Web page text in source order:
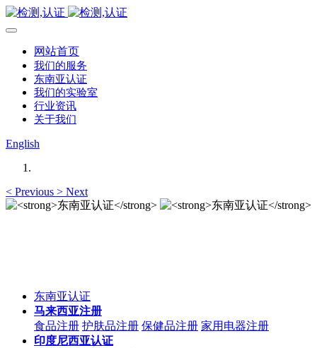
网站首页
我们的服务
东南亚认证
我们的实验室
行业资讯
关于我们
English
< Previous > Next
东南亚认证
马来西亚注册
食品注册 护肤品注册 保健品注册 家用电器注册
印度尼西亚认证